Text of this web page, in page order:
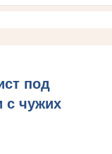
под
с чужих